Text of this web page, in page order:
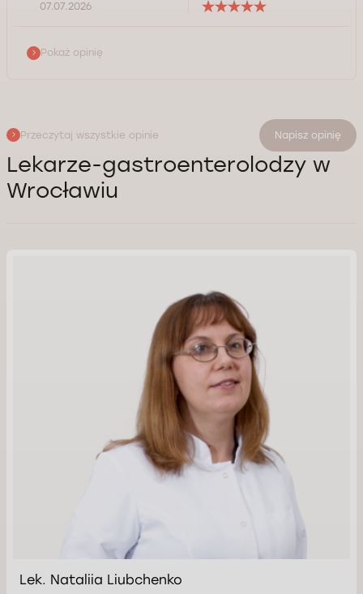
07.07.2026
Pokaż opinię
Przeczytaj wszystkie opinie Napisz opinię
Lekarze-gastroenterolodzy w
Wrocławiu
Lek. Nataliia Liubchenko